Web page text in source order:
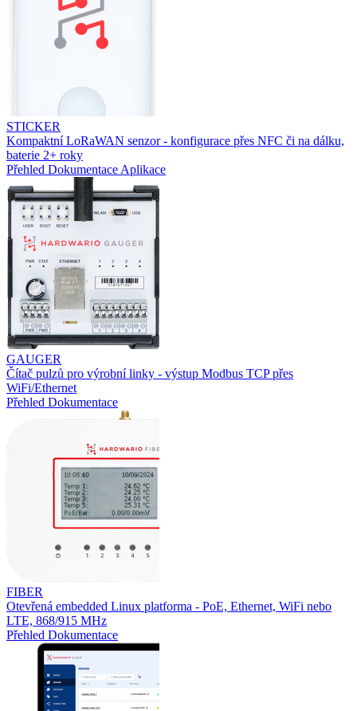
STICKER
Kompaktní LoRaWAN senzor - konfigurace přes NFC či na dálku,
baterie 2+ roky
Přehled Dokumentace Aplikace
GAUGER
Čítač pulzů pro výrobní linky - výstup Modbus TCP přes
WiFi/Ethernet
Přehled Dokumentace
FIBER
Otevřená embedded Linux platforma - PoE, Ethernet, WiFi nebo
LTE, 868/915 MHz
Přehled Dokumentace